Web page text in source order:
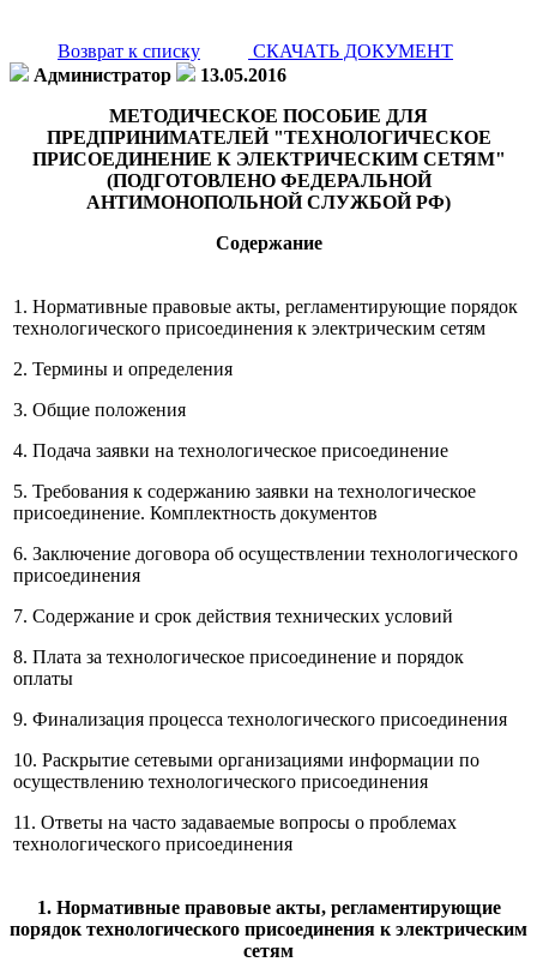
Возврат к списку
СКАЧАТЬ ДОКУМЕНТ
Администратор
13.05.2016
МЕТОДИЧЕСКОЕ ПОСОБИЕ ДЛЯ
ПРЕДПРИНИМАТЕЛЕЙ "ТЕХНОЛОГИЧЕСКОЕ
ПРИСОЕДИНЕНИЕ К ЭЛЕКТРИЧЕСКИМ СЕТЯМ"
(ПОДГОТОВЛЕНО ФЕДЕРАЛЬНОЙ
АНТИМОНОПОЛЬНОЙ СЛУЖБОЙ РФ)
Содержание
1. Нормативные правовые акты, регламентирующие порядок
технологического присоединения к электрическим сетям
2. Термины и определения
3. Общие положения
4. Подача заявки на технологическое присоединение
5. Требования к содержанию заявки на технологическое
присоединение. Комплектность документов
6. Заключение договора об осуществлении технологического
присоединения
7. Содержание и срок действия технических условий
8. Плата за технологическое присоединение и порядок
оплаты
9. Финализация процесса технологического присоединения
10. Раскрытие сетевыми организациями информации по
осуществлению технологического присоединения
11. Ответы на часто задаваемые вопросы о проблемах
технологического присоединения
1. Нормативные правовые акты, регламентирующие
порядок технологического присоединения к электрическим
сетям